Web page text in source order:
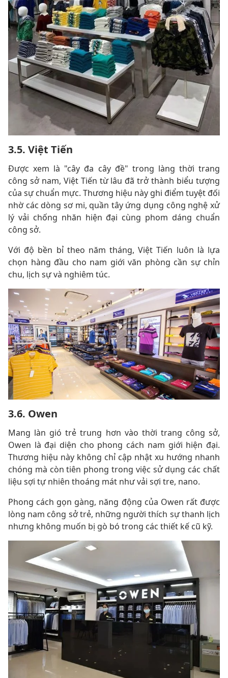
3.5. Việt Tiến
Được xem là "cây đa cây đề" trong làng thời trang
công sở nam, Việt Tiến từ lâu đã trở thành biểu tượng
của sự chuẩn mực. Thương hiệu này ghi điểm tuyệt đối
nhờ các dòng sơ mi, quần tây ứng dụng công nghệ xử
lý vải chống nhăn hiện đại cùng phom dáng chuẩn
công sở.
Với độ bền bỉ theo năm tháng, Việt Tiến luôn là lựa
chọn hàng đầu cho nam giới văn phòng cần sự chỉn
chu, lịch sự và nghiêm túc.
3.6. Owen
Mang làn gió trẻ trung hơn vào thời trang công sở,
Owen là đại diện cho phong cách nam giới hiện đại.
Thương hiệu này không chỉ cập nhật xu hướng nhanh
chóng mà còn tiên phong trong việc sử dụng các chất
liệu sợi tự nhiên thoáng mát như vải sợi tre, nano.
Phong cách gọn gàng, năng động của Owen rất được
lòng nam công sở trẻ, những người thích sự thanh lịch
nhưng không muốn bị gò bó trong các thiết kế cũ kỹ.